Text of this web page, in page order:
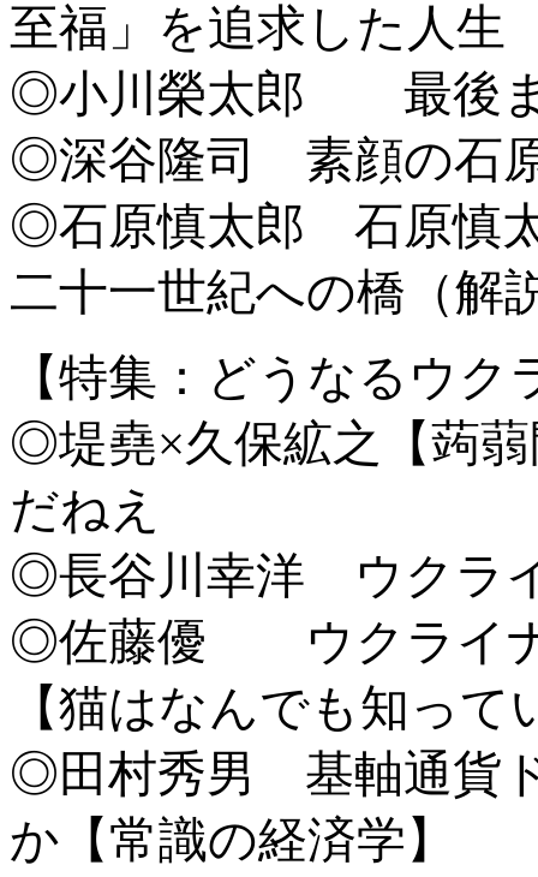
至福」を追求した人生
◎小川榮太郎 最後
◎深谷隆司 素顔の石
◎石原慎太郎 石原慎
二十一世紀への橋（解
【特集：どうなるウク
◎堤堯×久保絋之【蒟
だねえ
◎長谷川幸洋 ウクラ
◎佐藤優 ウクライナ
【猫はなんでも知って
◎田村秀男 基軸通貨
か【常識の経済学】